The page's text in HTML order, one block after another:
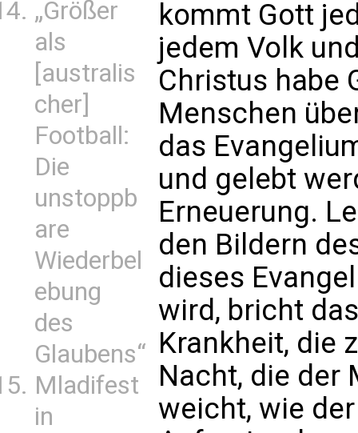
„Größer
als
[australis
cher]
Football:
Die
unstoppb
are
Wiederbel
ebung
des
Glaubens“
Mladifest
in
kommt Gott
jedem Volk
Christus habe
Menschen
das
und gelebt
Erneuerung.
den Bildern
dieses
wird, bricht
Krankheit, die
Nacht, die der
weicht, wie